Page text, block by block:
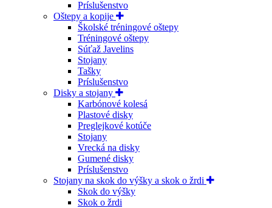
Príslušenstvo
Oštepy a kopije
Školské tréningové oštepy
Tréningové oštepy
Súťaž Javelins
Stojany
Tašky
Príslušenstvo
Disky a stojany
Karbónové kolesá
Plastové disky
Preglejkové kotúče
Stojany
Vrecká na disky
Gumené disky
Príslušenstvo
Stojany na skok do výšky a skok o žrdi
Skok do výšky
Skok o žrdi